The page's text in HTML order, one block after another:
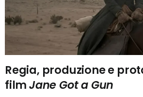
Regia, produzione e
filmJane Got a Gun